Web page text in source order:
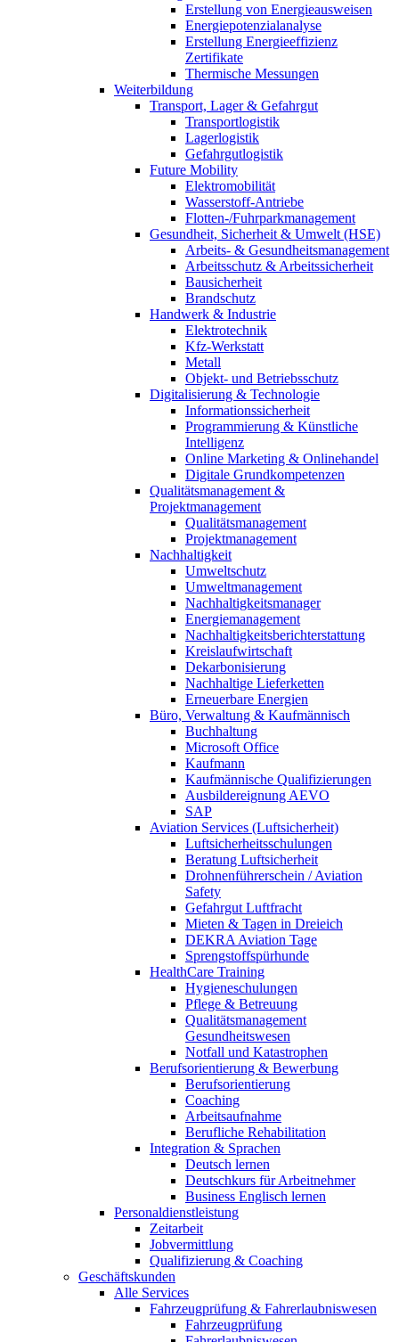
Erstellung von Energieausweisen
Energiepotenzialanalyse
Erstellung Energieeffizienz
Zertifikate
Thermische Messungen
Weiterbildung
Transport, Lager & Gefahrgut
Transportlogistik
Lagerlogistik
Gefahrgutlogistik
Future Mobility
Elektromobilität
Wasserstoff-Antriebe
Flotten-/Fuhrparkmanagement
Gesundheit, Sicherheit & Umwelt (HSE)
Arbeits- & Gesundheitsmanagement
Arbeitsschutz & Arbeitssicherheit
Bausicherheit
Brandschutz
Handwerk & Industrie
Elektrotechnik
Kfz-Werkstatt
Metall
Objekt- und Betriebsschutz
Digitalisierung & Technologie
Informationssicherheit
Programmierung & Künstliche
Intelligenz
Online Marketing & Onlinehandel
Digitale Grundkompetenzen
Qualitätsmanagement &
Projektmanagement
Qualitätsmanagement
Projektmanagement
Nachhaltigkeit
Umweltschutz
Umweltmanagement
Nachhaltigkeitsmanager
Energiemanagement
Nachhaltigkeitsberichterstattung
Kreislaufwirtschaft
Dekarbonisierung
Nachhaltige Lieferketten
Erneuerbare Energien
Büro, Verwaltung & Kaufmännisch
Buchhaltung
Microsoft Office
Kaufmann
Kaufmännische Qualifizierungen
Ausbildereignung AEVO
SAP
Aviation Services (Luftsicherheit)
Luftsicherheitsschulungen
Beratung Luftsicherheit
Drohnenführerschein / Aviation
Safety
Gefahrgut Luftfracht
Mieten & Tagen in Dreieich
DEKRA Aviation Tage
Sprengstoffspürhunde
HealthCare Training
Hygieneschulungen
Pflege & Betreuung
Qualitätsmanagement
Gesundheitswesen
Notfall und Katastrophen
Berufsorientierung & Bewerbung
Berufsorientierung
Coaching
Arbeitsaufnahme
Berufliche Rehabilitation
Integration & Sprachen
Deutsch lernen
Deutschkurs für Arbeitnehmer
Business Englisch lernen
Personaldienstleistung
Zeitarbeit
Jobvermittlung
Qualifizierung & Coaching
Geschäftskunden
Alle Services
Fahrzeugprüfung & Fahrerlaubniswesen
Fahrzeugprüfung